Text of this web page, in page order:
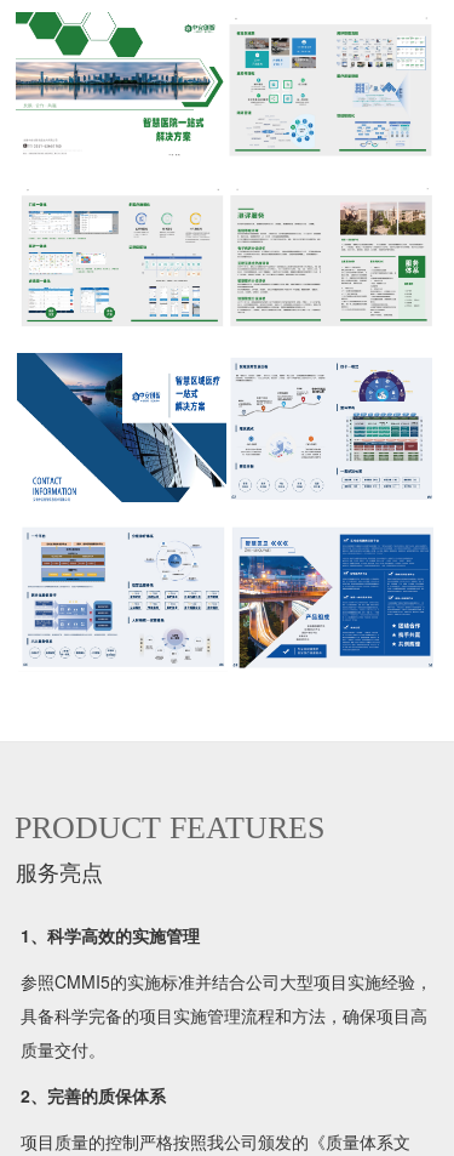
PRODUCT FEATURES
服务亮点
1、科学高效的实施管理
参照CMMI5的实施标准并结合公司大型项目实施经验，
具备科学完备的项目实施管理流程和方法，确保项目高
质量交付。
2、完善的质保体系
项目质量的控制严格按照我公司颁发的《质量体系文